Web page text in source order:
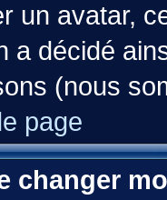
un avatar,
a décidé
(nous
page
changer